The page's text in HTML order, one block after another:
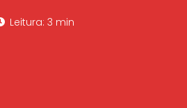
Leitura: 3 min